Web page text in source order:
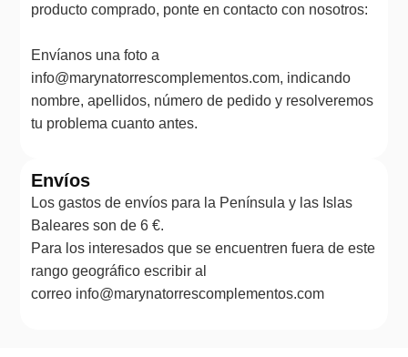
producto comprado, ponte en contacto con nosotros:
Envíanos una foto a
info@marynatorrescomplementos.com, indicando
nombre, apellidos, número de pedido y resolveremos
tu problema cuanto antes.
Envíos
Los gastos de envíos para la Península y las Islas
Baleares son de 6 €.
Para los interesados que se encuentren fuera de este
rango geográfico escribir al
correo info@marynatorrescomplementos.com